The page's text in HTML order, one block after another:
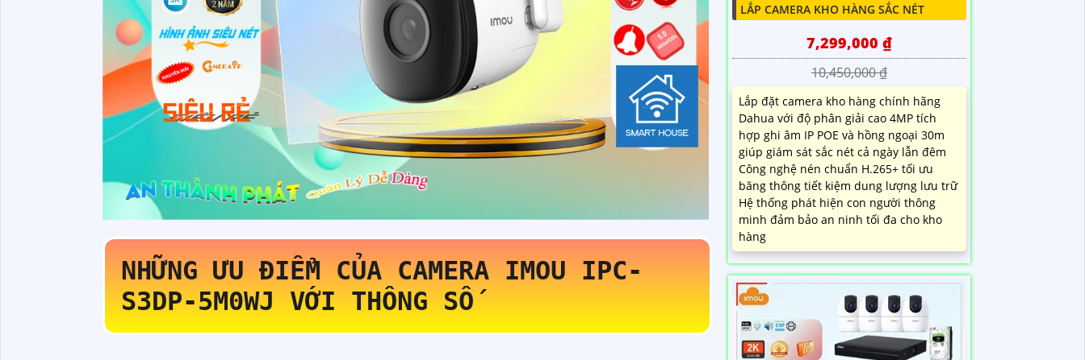
NHỮNG ƯU ĐIỂM CỦA CAMERA IMOU IPC-
S3DP-5M0WJ VỚI THÔNG SỐ
LẮP CAMERA KHO HÀNG SẮC NÉT
7,299,000 ₫
10,450,000 ₫
Lắp đặt camera kho hàng chính hãng
Dahua với độ phân giải cao 4MP tích
hợp ghi âm IP POE và hồng ngoại 30m
giúp giám sát sắc nét cả ngày lẫn đêm
Công nghệ nén chuẩn H.265+ tối ưu
băng thông tiết kiệm dung lượng lưu trữ
Hệ thống phát hiện con người thông
minh đảm bảo an ninh tối đa cho kho
hàng